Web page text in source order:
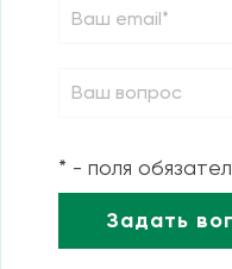
* - поля